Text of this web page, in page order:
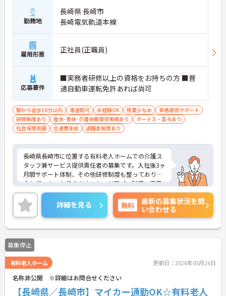
勤務地
長崎県 長崎市
長崎電気軌道本線
雇用形態 正社員(正職員)
応募要件
■実務者研修以上の資格をお持ちの方 ■普
通自動車運転免許あれば尚可
駅から徒歩10分以内 車通勤可 未経験OK 残業少なめ
資格取得サポート
研修制度あり
産休･育休･介護休暇取得実績あり
ボーナス・賞与あり
社会保険完備
交通費支給 退職金制度あり
長崎県長崎市に位置する有料老人ホームでの介護ス
タッフ兼サービス提供責任者の募集です。入社後3ヶ
月間サポート体制、その他研修制度も整っており安
心してスタートできます。キャリアパス制度、充実
した福利厚生も魅力です。ご興味のある方には、面
接対策ポイントなど、さらに詳細をお話いたします
ので、お気軽にご相談ください。
詳細を見る 無料
最新の募集状況を問
い合わせる
募集停止
有料老人ホーム 更新日：2026年05月26日
名称非公開 ※詳細はお問合せください
【長崎県／長崎市】マイカー通勤OK☆有料老人